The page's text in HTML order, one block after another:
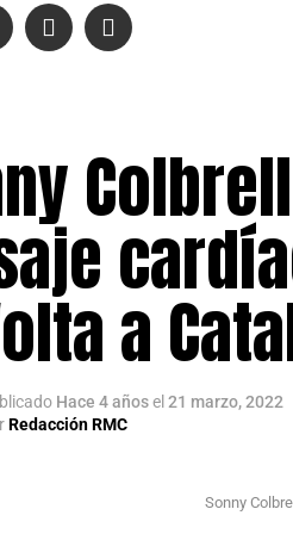
a
Hace 4 añosel 21 marzo, 2022
Redacción RMC
Sonny